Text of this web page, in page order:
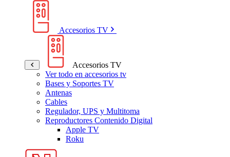
Accesorios TV
Accesorios TV
Ver todo en accesorios tv
Bases y Soportes TV
Antenas
Cables
Regulador, UPS y Multitoma
Reproductores Contenido Digital
Apple TV
Roku